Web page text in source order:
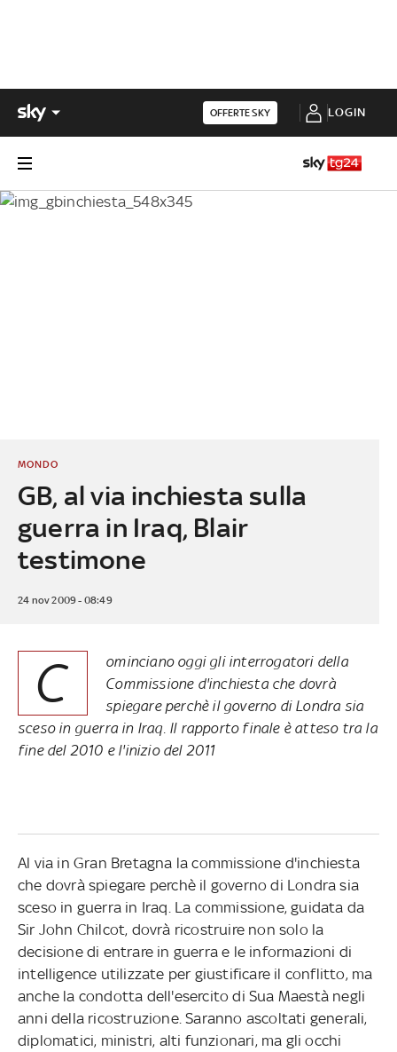
OFFERTE SKY LOGIN
GB, al via inchiesta sulla
guerra in Iraq, Blair
testimone
MONDO
24 nov 2009 - 08:49
C
ominciano oggi gli interrogatori della
Commissione d'inchiesta che dovrà
spiegare perchè il governo di Londra sia
sceso in guerra in Iraq. Il rapporto finale è atteso tra la
fine del 2010 e l'inizio del 2011
Al via in Gran Bretagna la commissione d'inchiesta
che dovrà spiegare perchè il governo di Londra sia
sceso in guerra in Iraq. La commissione, guidata da
Sir John Chilcot, dovrà ricostruire non solo la
decisione di entrare in guerra e le informazioni di
intelligence utilizzate per giustificare il conflitto, ma
anche la condotta dell'esercito di Sua Maestà negli
anni della ricostruzione. Saranno ascoltati generali,
diplomatici, ministri, alti funzionari, ma gli occhi